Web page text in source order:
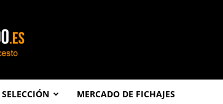
SELECCIÓN MERCADO DE FICHAJES